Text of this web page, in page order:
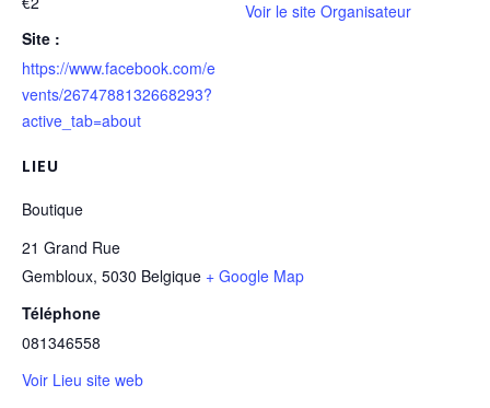
Site :
https://www.facebook.com/e
vents/2674788132668293?
active_tab=about
LIEU
Boutique
21 Grand Rue
Gembloux, 5030 Belgique + Google Map
Téléphone
081346558
Voir Lieu site web
Voir le site Organisateur